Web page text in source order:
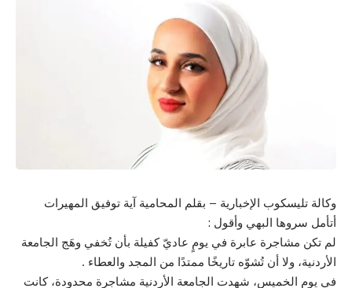
وكالة تليسكوب الإخبارية – بقلم المحامية آية توفيق المهيرات
أتأمل سروها البهي وأقول :
لم تكن مشاجرة عابرة في يومٍ عاديّ كفيلة بأن تُخفي وهَج الجامعة
الأردنية، ولا أن تُشوّه تاريخًا ممتدًا من المجد والعطاء .
في يوم الخميس، شهدت الجامعة الأردنية مشاجرة محدودة، كانت